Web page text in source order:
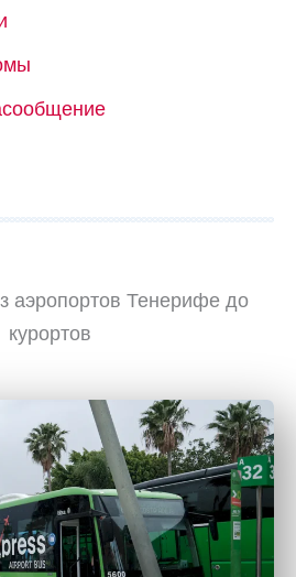
аэропортов Тенерифе до
курортов